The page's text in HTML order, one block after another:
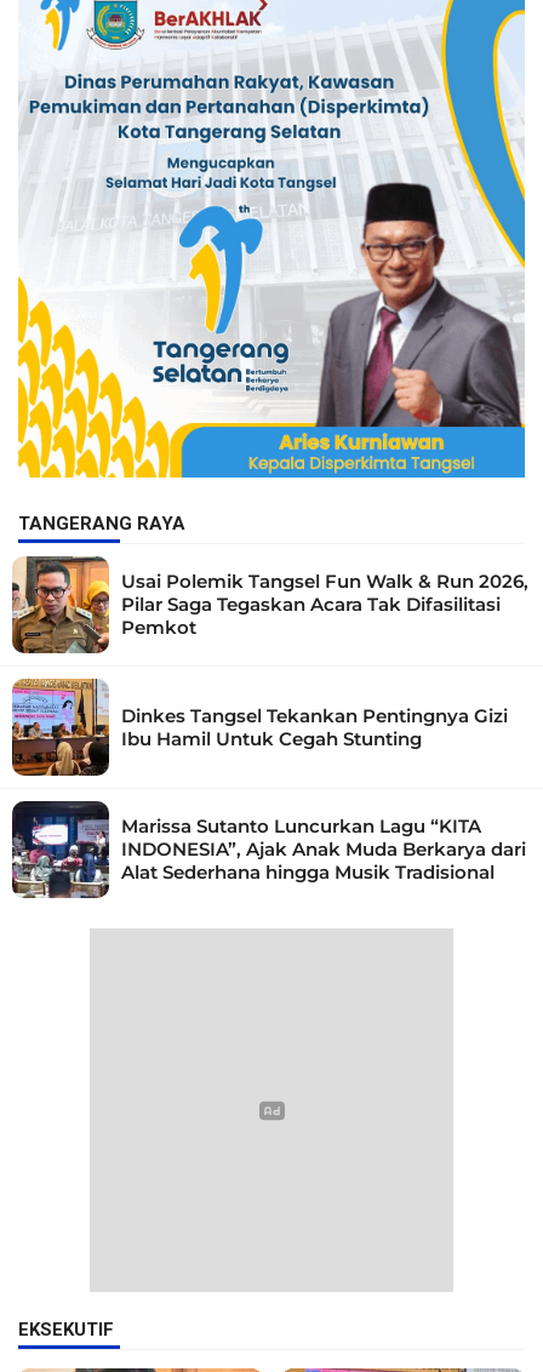
TANGERANG RAYA
Usai Polemik Tangsel Fun Walk & Run 2026,
Pilar Saga Tegaskan Acara Tak Difasilitasi
Pemkot
Dinkes Tangsel Tekankan Pentingnya Gizi
Ibu Hamil Untuk Cegah Stunting
Marissa Sutanto Luncurkan Lagu “KITA
INDONESIA”, Ajak Anak Muda Berkarya dari
Alat Sederhana hingga Musik Tradisional
EKSEKUTIF